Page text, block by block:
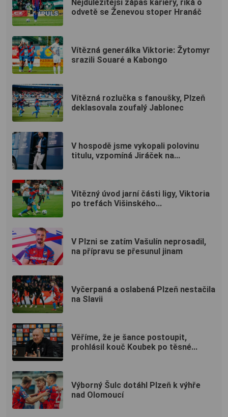
Nejdůležitější zápas kariéry, říká o
odvetě se Ženevou stoper Hranáč
Vítězná generálka Viktorie: Žytomyr
srazili Souaré a Kabongo
Vítězná rozlučka s fanoušky, Plzeň
deklasovala zoufalý Jablonec
V hospodě jsme vykopali polovinu
titulu, vzpomíná Jiráček na...
Vítězný úvod jarní části ligy, Viktoria
po trefách Višinského...
V Plzni se zatím Vašulín neprosadil,
na přípravu se přesunul jinam
Vyčerpaná a oslabená Plzeň nestačila
na Slavii
Věříme, že je šance postoupit,
prohlásil kouč Koubek po těsné...
Výborný Šulc dotáhl Plzeň k výhře
nad Olomoucí